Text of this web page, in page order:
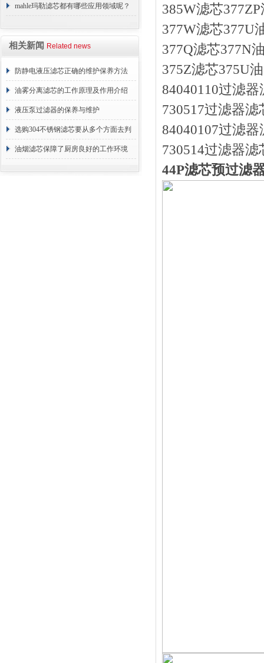
mahle玛勒滤芯都有哪些应用领域呢？
相关新闻 Related news
防静电液压滤芯正确的维护保养方法
油雾分离滤芯的工作原理及作用介绍
液压泵过滤器的保养与维护
选购304不锈钢滤芯要从多个方面去判
断
油烟滤芯保障了厨房良好的工作环境
385W滤芯
377W滤芯377U
377Q滤芯377N
375Z滤芯375U
84040110过滤
730517过滤器滤
84040107过滤
730514过滤器滤
44P滤芯预过滤